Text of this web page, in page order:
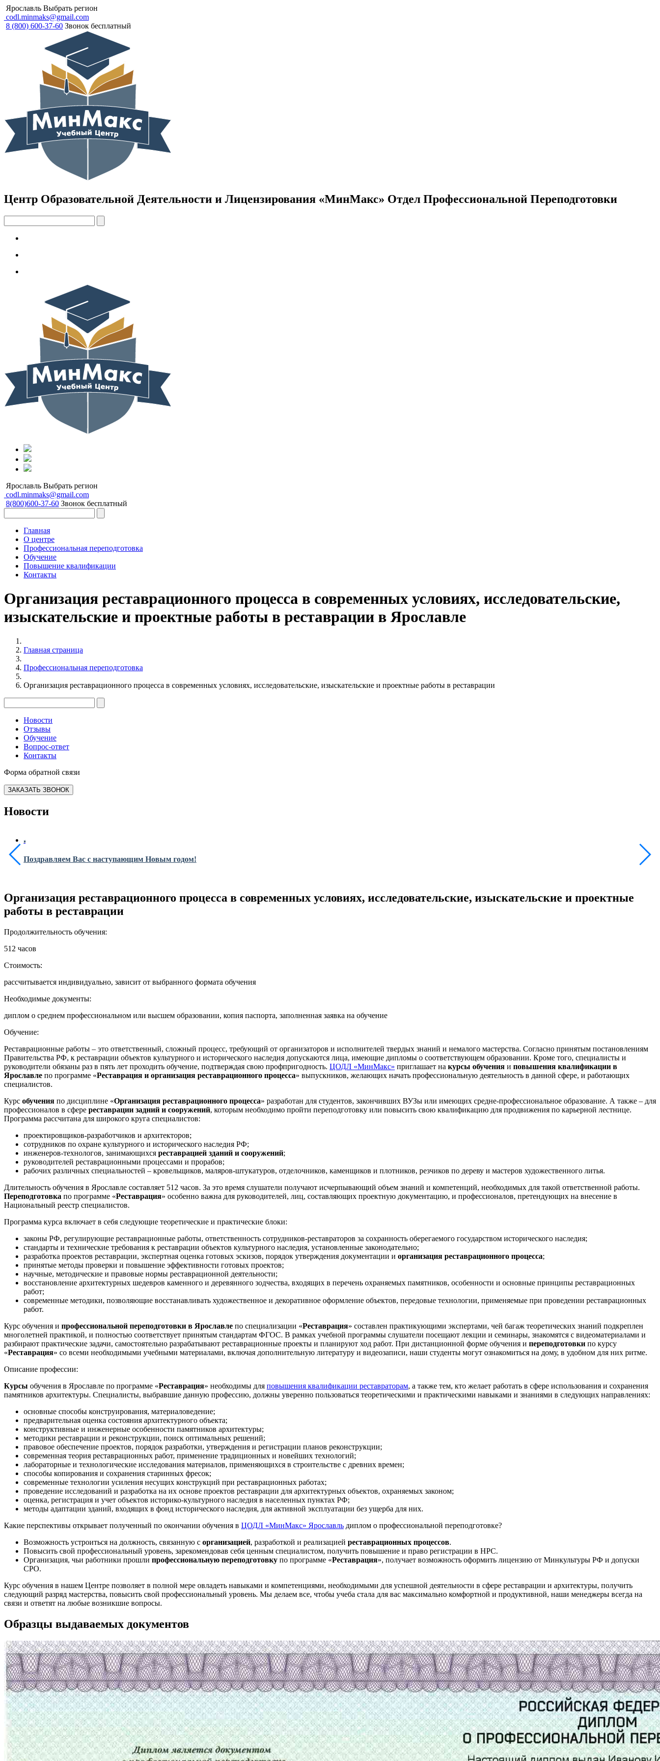
Ярославль Выбрать регион
codl.minmaks@gmail.com
8 (800) 600-37-60 Звонок бесплатный
Центр Образовательной Деятельности и Лицензирования «МинМакс» Отдел Профессиональной Переподготовки
Ярославль Выбрать регион
codl.minmaks@gmail.com
8(800)600-37-60 Звонок бесплатный
Главная
О центре
Профессиональная переподготовка
Обучение
Повышение квалификации
Контакты
Организация реставрационного процесса в современных условиях, исследовательские,
изыскательские и проектные работы в реставрации в Ярославле
Главная страница
Профессиональная переподготовка
Организация реставрационного процесса в современных условиях, исследовательские, изыскательские и проектные работы в реставрации
Новости
Отзывы
Обучение
Вопрос-ответ
Контакты
Форма обратной связи
ЗАКАЗАТЬ ЗВОНОК
Новости
Поздравляем Вас с наступающим Новым годом!
Организация реставрационного процесса в современных условиях, исследовательские, изыскательские и проектные
работы в реставрации
Продолжительность обучения:
512 часов
Стоимость:
рассчитывается индивидуально, зависит от выбранного формата обучения
Необходимые документы:
диплом о среднем профессиональном или высшем образовании, копия паспорта, заполненная заявка на обучение
Обучение:
Реставрационные работы – это ответственный, сложный процесс, требующий от организаторов и исполнителей твердых знаний и немалого мастерства. Согласно принятым постановлениям
Правительства РФ, к реставрации объектов культурного и исторического наследия допускаются лица, имеющие дипломы о соответствующем образовании. Кроме того, специалисты и
руководители обязаны раз в пять лет проходить обучение, подтверждая свою профпригодность. ЦОДЛ «МинМакс» приглашает на курсы обучения и повышения квалификации в
Ярославле по программе «Реставрация и организация реставрационного процесса» выпускников, желающих начать профессиональную деятельность в данной сфере, и работающих
специалистов.
Курс обучения по дисциплине «Организация реставрационного процесса» разработан для студентов, закончивших ВУЗы или имеющих средне-профессиональное образование. А также – для
профессионалов в сфере реставрации задний и сооружений, которым необходимо пройти переподготовку или повысить свою квалификацию для продвижения по карьерной лестнице.
Программа рассчитана для широкого круга специалистов:
проектировщиков-разработчиков и архитекторов;
сотрудников по охране культурного и исторического наследия РФ;
инженеров-технологов, занимающихся реставрацией зданий и сооружений;
руководителей реставрационными процессами и прорабов;
рабочих различных специальностей – кровельщиков, маляров-штукатуров, отделочников, каменщиков и плотников, резчиков по дереву и мастеров художественного литья.
Длительность обучения в Ярославле составляет 512 часов. За это время слушатели получают исчерпывающий объем знаний и компетенций, необходимых для такой ответственной работы.
Переподготовка по программе «Реставрация» особенно важна для руководителей, лиц, составляющих проектную документацию, и профессионалов, претендующих на внесение в
Национальный реестр специалистов.
Программа курса включает в себя следующие теоретические и практические блоки:
законы РФ, регулирующие реставрационные работы, ответственность сотрудников-реставраторов за сохранность оберегаемого государством исторического наследия;
стандарты и технические требования к реставрации объектов культурного наследия, установленные законодательно;
разработка проектов реставрации, экспертная оценка готовых эскизов, порядок утверждения документации и организация реставрационного процесса;
принятые методы проверки и повышение эффективности готовых проектов;
научные, методические и правовые нормы реставрационной деятельности;
восстановление архитектурных шедевров каменного и деревянного зодчества, входящих в перечень охраняемых памятников, особенности и основные принципы реставрационных
работ;
современные методики, позволяющие восстанавливать художественное и декоративное оформление объектов, передовые технологии, применяемые при проведении реставрационных
работ.
Курс обучения и профессиональной переподготовки в Ярославле по специализации «Реставрация» составлен практикующими экспертами, чей багаж теоретических знаний подкреплен
многолетней практикой, и полностью соответствует принятым стандартам ФГОС. В рамках учебной программы слушатели посещают лекции и семинары, знакомятся с видеоматериалами и
разбирают практические задачи, самостоятельно разрабатывают реставрационные проекты и планируют ход работ. При дистанционной форме обучения и переподготовки по курсу
«Реставрация» со всеми необходимыми учебными материалами, включая дополнительную литературу и видеозаписи, наши студенты могут ознакомиться на дому, в удобном для них ритме.
Описание профессии:
Курсы обучения в Ярославле по программе «Реставрация» необходимы для повышения квалификации реставраторам, а также тем, кто желает работать в сфере использования и сохранения
памятников архитектуры. Специалисты, выбравшие данную профессию, должны уверенно пользоваться теоретическими и практическими навыками и знаниями в следующих направлениях:
основные способы конструирования, материаловедение;
предварительная оценка состояния архитектурного объекта;
конструктивные и инженерные особенности памятников архитектуры;
методики реставрации и реконструкции, поиск оптимальных решений;
правовое обеспечение проектов, порядок разработки, утверждения и регистрации планов реконструкции;
современная теория реставрационных работ, применение традиционных и новейших технологий;
лабораторные и технологические исследования материалов, применяющихся в строительстве с древних времен;
способы копирования и сохранения старинных фресок;
современные технологии усиления несущих конструкций при реставрационных работах;
проведение исследований и разработка на их основе проектов реставрации для архитектурных объектов, охраняемых законом;
оценка, регистрация и учет объектов историко-культурного наследия в населенных пунктах РФ;
методы адаптации зданий, входящих в фонд исторического наследия, для активной эксплуатации без ущерба для них.
Какие перспективы открывает полученный по окончании обучения в ЦОДЛ «МинМакс» Ярославль диплом о профессиональной переподготовке?
Возможность устроиться на должность, связанную с организацией, разработкой и реализацией реставрационных процессов.
Повысить свой профессиональный уровень, зарекомендовав себя ценным специалистом, получить повышение и право регистрации в НРС.
Организация, чьи работники прошли профессиональную переподготовку по программе «Реставрация», получает возможность оформить лицензию от Минкультуры РФ и допуски
СРО.
Курс обучения в нашем Центре позволяет в полной мере овладеть навыками и компетенциями, необходимыми для успешной деятельности в сфере реставрации и архитектуры, получить
следующий разряд мастерства, повысить свой профессиональный уровень. Мы делаем все, чтобы учеба стала для вас максимально комфортной и продуктивной, наши менеджеры всегда на
связи и ответят на любые возникшие вопросы.
Образцы выдаваемых документов